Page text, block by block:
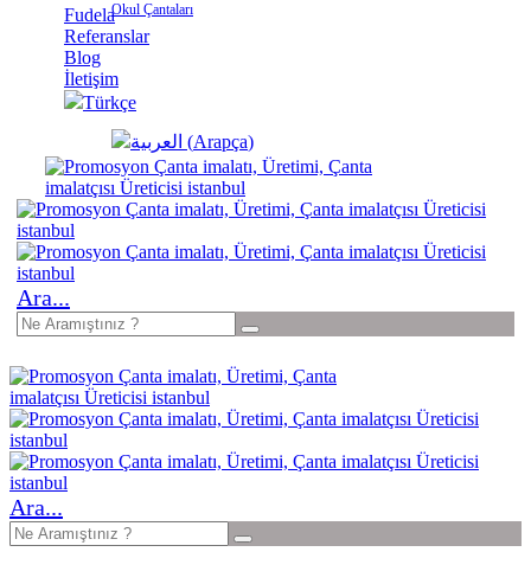
Okul Çantaları
Fudela
Referanslar
Blog
İletişim
Türkçe
العربية (Arapça)
Ara...
Ara...